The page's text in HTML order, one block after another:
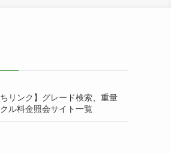
ちリンク】グレード検索、重量
ル料金照会サイト一覧